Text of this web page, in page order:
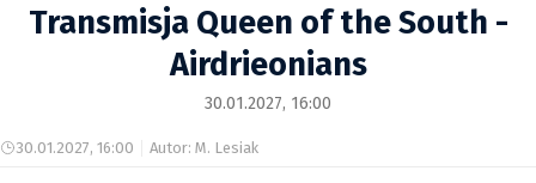
Transmisja Queen of the South -
Airdrieonians
30.01.2027, 16:00
30.01.2027, 16:00 Autor: M. Lesiak